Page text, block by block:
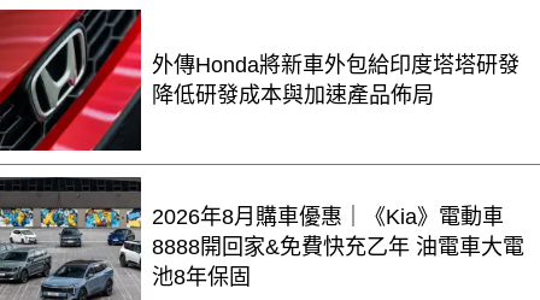
外傳Honda將新車外包給印度塔塔研發
降低研發成本與加速產品佈局
2026年8月購車優惠｜《Kia》電動車
8888開回家&免費快充乙年 油電車大電
池8年保固